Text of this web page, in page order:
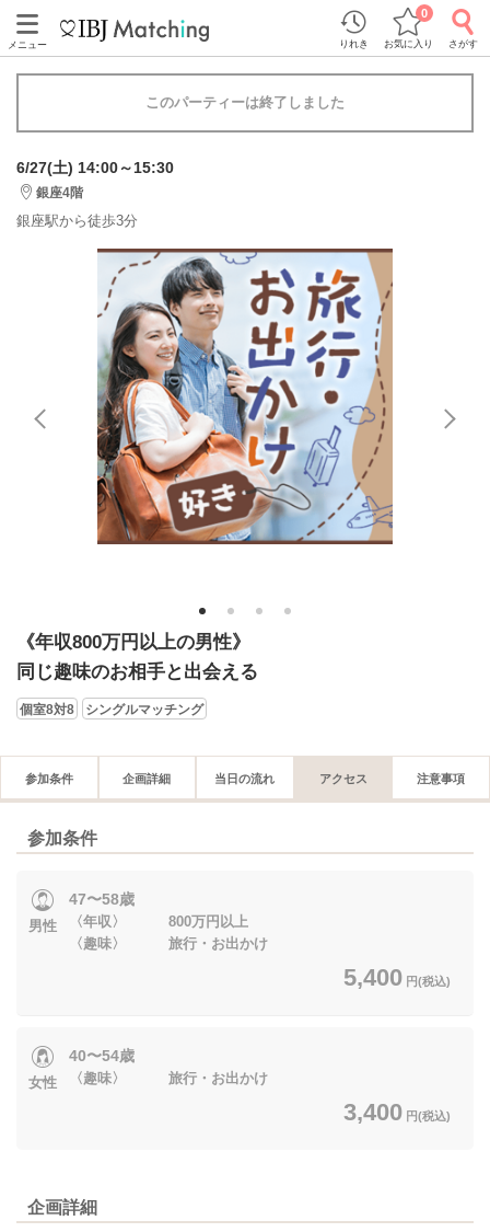
メニュー りれき お気に入り
0
さがす
このパーティーは終了しました
6/27(土) 14:00～15:30
銀座4階
銀座駅から徒歩3分
1 2 3 4
《年収800万円以上の男性》
同じ趣味のお相手と出会える
個室8対8 シングルマッチング
参加条件 企画詳細 当日の流れ アクセス 注意事項
参加条件
男性
47〜58歳
〈年収〉 800万円以上
〈趣味〉 旅行・お出かけ
5,400 円(税込)
女性
40〜54歳
〈趣味〉 旅行・お出かけ
3,400 円(税込)
企画詳細